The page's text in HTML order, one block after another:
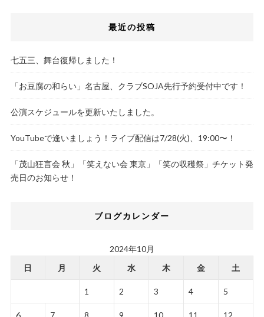
最近の投稿
七五三、舞台復帰しました！
「お豆腐の和らい」名古屋、クラブSOJA先行予約受付中です！
公演スケジュールを更新いたしました。
YouTubeで逢いましょう！ライブ配信は7/28(火)、19:00〜！
「茂山狂言会 秋」「笑えない会 東京」「笑の収穫祭」チケット発
売日のお知らせ！
ブログカレンダー
2024年10月
日
月 火 水 木 金 土
1 2 3 4 5